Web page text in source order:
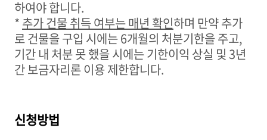
하여야 합니다.
* 추가 건물 취득 여부는 매년 확인하며 만약 추가
로 건물을 구입 시에는6개월의 처분기한을 주고,
기간 내 처분 못 했을 시에는 기한이익 상실 및 3년
간 보금자리론 이용 제한합니다.
신청방법